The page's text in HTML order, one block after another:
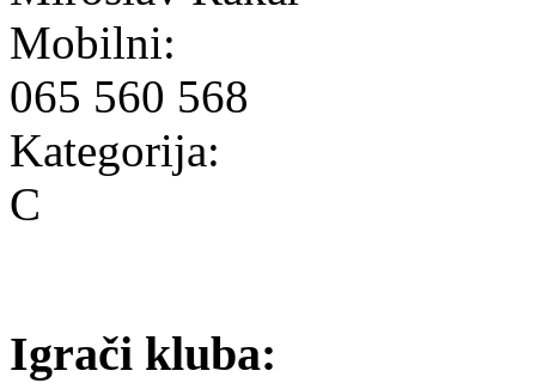
Mobilni:
065 560 568
Kategorija:
C
Igrači kluba: